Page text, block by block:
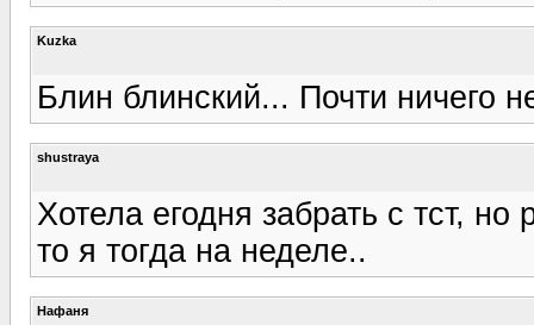
Kuzka
Блин блинский... Почти ничего
shustraya
Хотела егодня забрать с тст,
то я тогда на неделе..
Нафаня